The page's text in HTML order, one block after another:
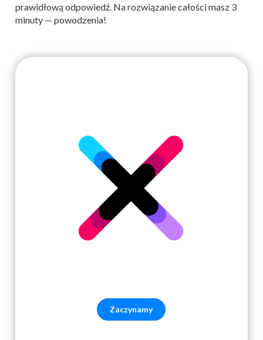
prawidłową odpowiedź. Na rozwiązanie całości masz 3
minuty — powodzenia!